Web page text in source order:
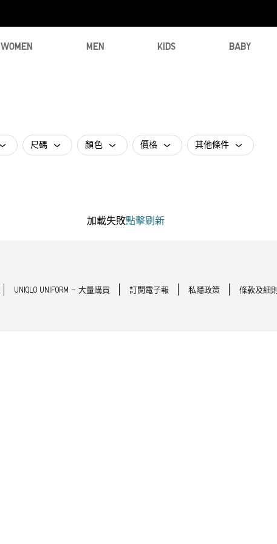
WOMEN MEN KIDS BABY
尺碼 顏色 價格 其他條件
加載失敗點擊刷新
UNIQLO UNIFORM - 大量購買 訂閱電子報 私隱政策 條款及細則